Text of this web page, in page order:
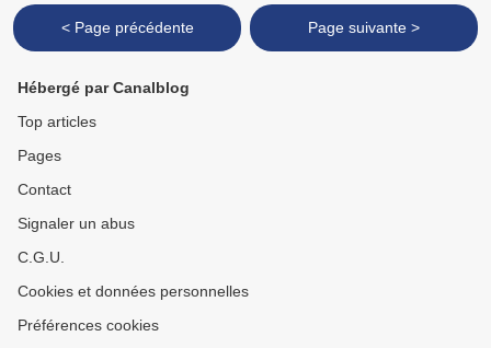
< Page précédente Page suivante >
Hébergé par Canalblog
Top articles
Pages
Contact
Signaler un abus
C.G.U.
Cookies et données personnelles
Préférences cookies